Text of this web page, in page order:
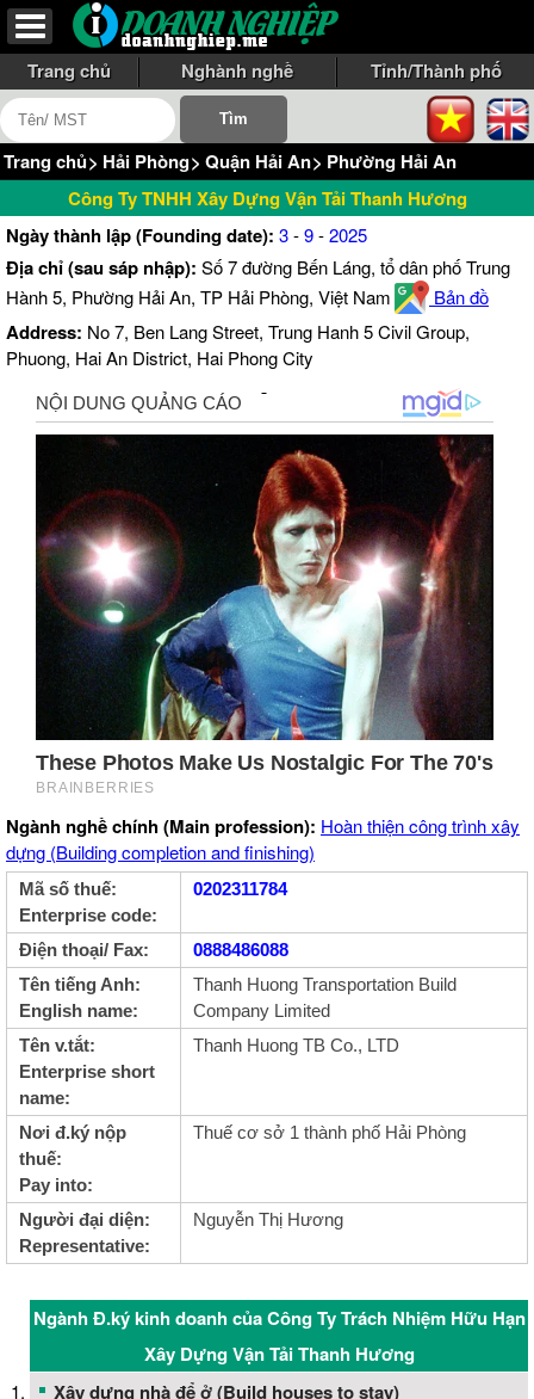
Trang chủ Nghành nghề Tỉnh/Thành phố
Trang chủ> Hải Phòng> Quận Hải An> Phường Hải An
Công Ty TNHH Xây Dựng Vận Tải Thanh Hương
Ngày thành lập (Founding date): 3-9-2025
Địa chỉ (sau sáp nhập): Số 7 đường Bến Láng, tổ dân phố Trung
Hành 5, Phường Hải An, TP Hải Phòng, Việt Nam
Bản đồ
Address: No 7, Ben Lang Street, Trung Hanh 5 Civil Group,
Phuong, Hai An District, Hai Phong City
Ngành nghề chính (Main profession): Hoàn thiện công trình xây
dựng (Building completion and finishing)
Mã số thuế:
Enterprise code:
0202311784
Điện thoại/ Fax:
0888486088
Tên tiếng Anh:
English name:
Thanh Huong Transportation Build
Company Limited
Tên v.tắt:
Enterprise short
name:
Thanh Huong TB Co., LTD
Nơi đ.ký nộp
thuế:
Pay into:
Thuế cơ sở 1 thành phố Hải Phòng
Người đại diện:
Representative:
Nguyễn Thị Hương
Ngành Đ.ký kinh doanh của Công Ty Trách Nhiệm Hữu Hạn
Xây Dựng Vận Tải Thanh Hương
Xây dựng nhà để ở (Build houses to stay)